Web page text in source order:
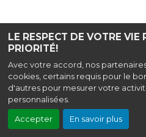
LE RESPECT DE VOTRE VIE
PRIORITÉ!
Avec votre accord, nos
cookies, certains requis pour le
d'autres pour mesurer votre
personnalisées.
Accepter En savoir plus